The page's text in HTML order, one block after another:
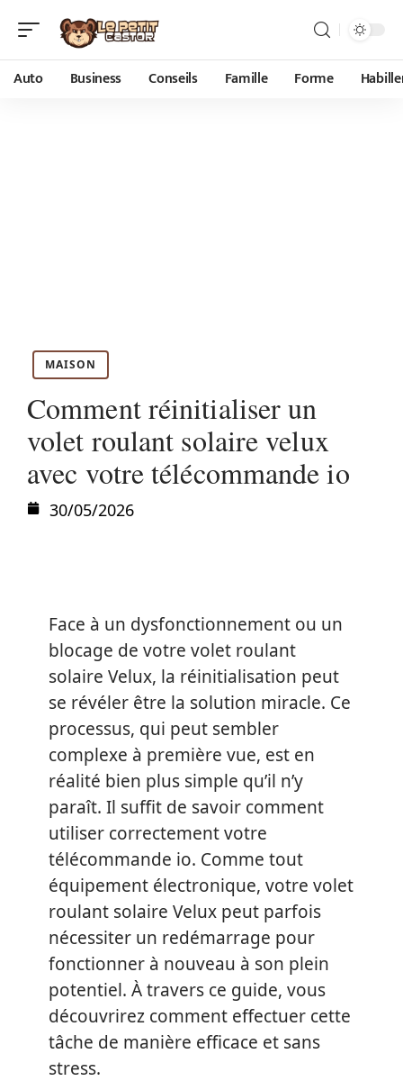
Auto Business Conseils Famille Forme
MAISON
Comment réinitialiser un
volet roulant solaire velux
avec votre télécommande io
30/05/2026
Face à un dysfonctionnement ou un
blocage de votre volet roulant
solaire Velux, la réinitialisation peut
se révéler être la solution miracle. Ce
processus, qui peut sembler
complexe à première vue, est en
réalité bien plus simple qu’il n’y
paraît. Il suffit de savoir comment
utiliser correctement votre
télécommande io. Comme tout
équipement électronique, votre volet
roulant solaire Velux peut parfois
nécessiter un redémarrage pour
fonctionner à nouveau à son plein
potentiel. À travers ce guide, vous
découvrirez comment effectuer cette
tâche de manière efficace et sans
stress.